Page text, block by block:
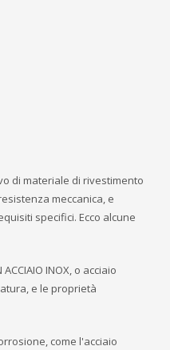
di materiale di rivestimento
meccanica, e
specifici. Ecco alcune
INOX, o acciaio
e le proprietà
come l'acciaio